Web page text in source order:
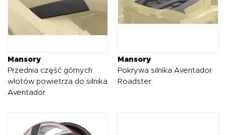
Mansory
Przednia część górnych
wlotów powietrza do silnika
Aventador
Mansory
Pokrywa silnika Aventador
Roadster